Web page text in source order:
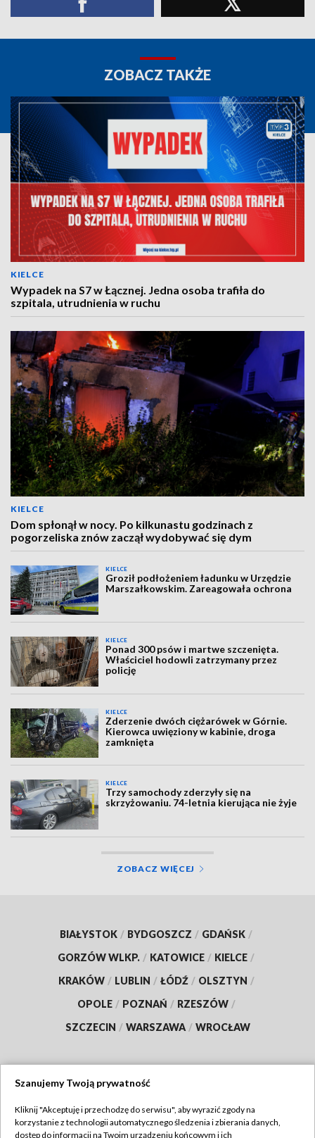
ZOBACZ TAKŻE
KIELCE
Wypadek na S7 w Łącznej. Jedna osoba trafiła do
szpitala, utrudnienia w ruchu
KIELCE
Dom spłonął w nocy. Po kilkunastu godzinach z
pogorzeliska znów zaczął wydobywać się dym
KIELCE
Groził podłożeniem ładunku w Urzędzie
Marszałkowskim. Zareagowała ochrona
KIELCE
Ponad 300 psów i martwe szczenięta.
Właściciel hodowli zatrzymany przez
policję
KIELCE
Zderzenie dwóch ciężarówek w Górnie.
Kierowca uwięziony w kabinie, droga
zamknięta
KIELCE
Trzy samochody zderzyły się na
skrzyżowaniu. 74-letnia kierująca nie żyje
ZOBACZ WIĘCEJ
BIAŁYSTOK / BYDGOSZCZ / GDAŃSK /
GORZÓW WLKP. / KATOWICE / KIELCE /
KRAKÓW / LUBLIN / ŁÓDŹ / OLSZTYN /
OPOLE / POZNAŃ / RZESZÓW /
SZCZECIN / WARSZAWA / WROCŁAW
TVP
Szanujemy Twoją prywatność
Kliknij "Akceptuję i przechodzę do serwisu", aby wyrazić zgody na
korzystanie z technologii automatycznego śledzenia i zbierania danych,
dostęp do informacji na Twoim urządzeniu końcowym i ich